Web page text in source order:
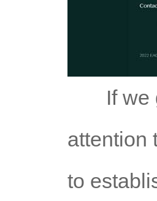
If we
attention
to